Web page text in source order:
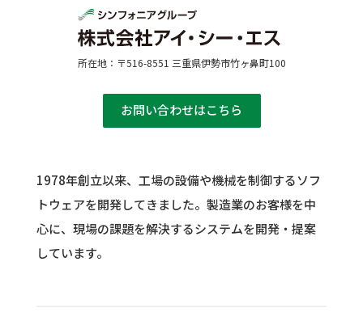
所在地：〒516-8551 三重県伊勢市竹ヶ鼻町100
お問い合わせはこちら
1978年創立以来、工場の設備や機械を制御するソフ
トウェアを開発してきました。 製造業のお客様を中
心に、現場の課題を解決するシステムを開発・提案
しています。